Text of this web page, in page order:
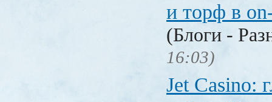
и торф в
(Блоги -
16:03)
Jet Сasino: